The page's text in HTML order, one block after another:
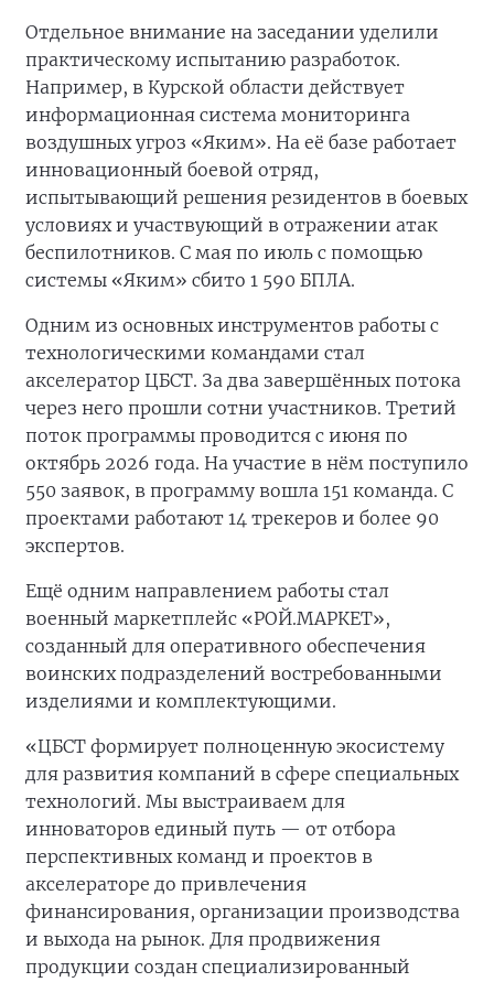
Отдельное внимание на заседании уделили
практическому испытанию разработок.
Например, в Курской области действует
информационная система мониторинга
воздушных угроз «Яким». На её базе работает
инновационный боевой отряд,
испытывающий решения резидентов в боевых
условиях и участвующий в отражении атак
беспилотников. С мая по июль с помощью
системы «Яким» сбито 1 590 БПЛА.
Одним из основных инструментов работы с
технологическими командами стал
акселератор ЦБСТ. За два завершённых потока
через него прошли сотни участников. Третий
поток программы проводится с июня по
октябрь 2026 года. На участие в нём поступило
550 заявок, в программу вошла 151 команда. С
проектами работают 14 трекеров и более 90
экспертов.
Ещё одним направлением работы стал
военный маркетплейс «РОЙ.МАРКЕТ»,
созданный для оперативного обеспечения
воинских подразделений востребованными
изделиями и комплектующими.
«ЦБСТ формирует полноценную экосистему
для развития компаний в сфере специальных
технологий. Мы выстраиваем для
инноваторов единый путь — от отбора
перспективных команд и проектов в
акселераторе до привлечения
финансирования, организации производства
и выхода на рынок. Для продвижения
продукции создан специализированный